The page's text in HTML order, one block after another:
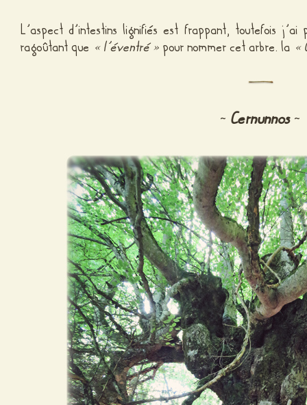
L’aspect d’intestins lignifiés est frappant, toutefois
ragoûtant que « l’éventré » pour nommer cet arbre. la «
~ Cernunnos ~